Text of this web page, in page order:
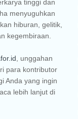
tinggi dan
menyuguhkan
hiburan, gelitik,
kegembiraan.
, unggahan
para kontributor
Anda yang ingin
lebih lanjut di